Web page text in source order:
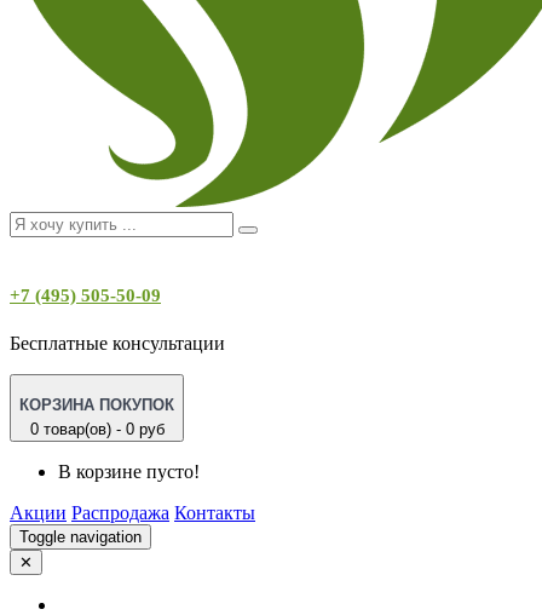
+7 (495) 505-50-09
Бесплатные консультации
КОРЗИНА ПОКУПОК
0 товар(ов) - 0 руб
В корзине пусто!
Акции Распродажа Контакты
Toggle navigation
✕